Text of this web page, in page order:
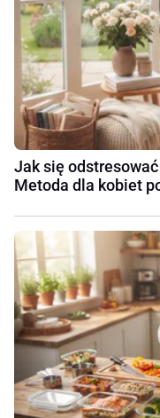
Jak się
Metoda dla kobiet